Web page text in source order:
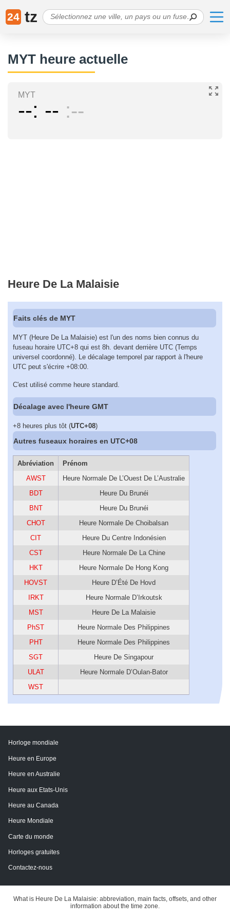
24 tz
MYT heure actuelle
MYT
-- -- --
Heure De La Malaisie
Faits clés de MYT
MYT (Heure De La Malaisie) est l'un des noms bien connus du
fuseau horaire UTC+8 qui est 8h. devant derrière UTC (Temps
universel coordonné). Le décalage temporel par rapport à l'heure
UTC peut s'écrire +08:00.
C'est utilisé comme heure standard.
Décalage avec l'heure GMT
+8 heures plus tôt (UTC+08)
Autres fuseaux horaires en UTC+08
Abréviation
Prénom
AWST
Heure Normale De L’Ouest De L’Australie
BDT
Heure Du Brunéi
BNT
Heure Du Brunéi
CHOT
Heure Normale De Choibalsan
CIT
Heure Du Centre Indonésien
CST
Heure Normale De La Chine
HKT
Heure Normale De Hong Kong
HOVST
Heure D’Été De Hovd
IRKT
Heure Normale D’Irkoutsk
MST
Heure De La Malaisie
PhST
Heure Normale Des Philippines
PHT
Heure Normale Des Philippines
SGT
Heure De Singapour
ULAT
Heure Normale D’Oulan-Bator
WST
Horloge mondiale
Heure en Europe
Heure en Australie
Heure aux Etats-Unis
Heure au Canada
Heure Mondiale
Carte du monde
Horloges gratuites
Contactez-nous
What is Heure De La Malaisie: abbreviation, main facts, offsets, and other
information about the time zone.